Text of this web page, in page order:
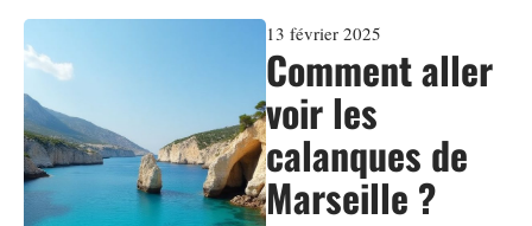
13 février 2025
Comment aller
voir les
calanques de
Marseille ?